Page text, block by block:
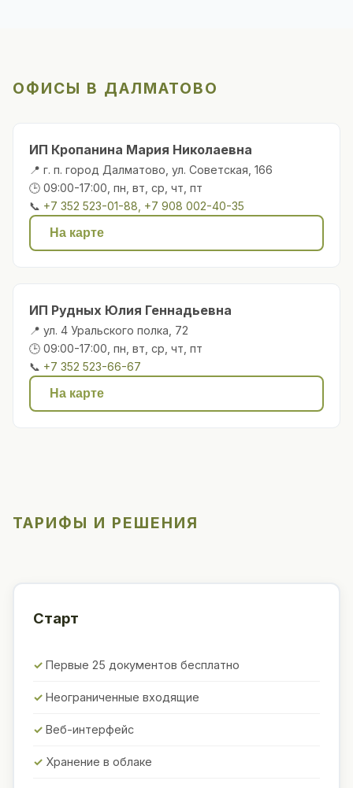
ОФИСЫ В ДАЛМАТОВО
ИП Кропанина Мария Николаевна
📍 г. п. город Далматово, ул. Советская, 166
🕒 09:00-17:00, пн, вт, ср, чт, пт
📞 +7 352 523-01-88, +7 908 002-40-35
На карте
ИП Рудных Юлия Геннадьевна
📍 ул. 4 Уральского полка, 72
🕒 09:00-17:00, пн, вт, ср, чт, пт
📞 +7 352 523-66-67
На карте
ТАРИФЫ И РЕШЕНИЯ
Старт
Первые 25 документов бесплатно
Неограниченные входящие
Веб-интерфейс
Хранение в облаке